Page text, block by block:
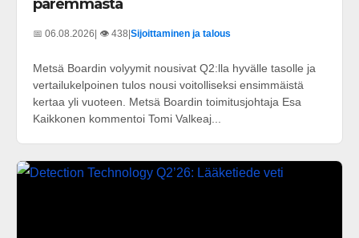
paremmasta
📅 06.08.2026 | 👁️ 438 Sijoittaminen ja talous
Metsä Boardin volyymit nousivat Q2:lla hyvälle tasolle ja
vertailukelpoinen tulos nousi voitolliseksi ensimmäistä
kertaa yli vuoteen. Metsä Boardin toimitusjohtaja Esa
Kaikkonen kommentoi Tomi Valkeaj...